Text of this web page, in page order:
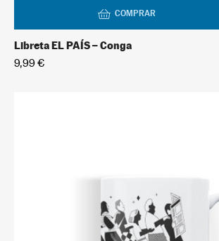
COMPRAR
Libreta EL PAÍS – Conga
9,99 €